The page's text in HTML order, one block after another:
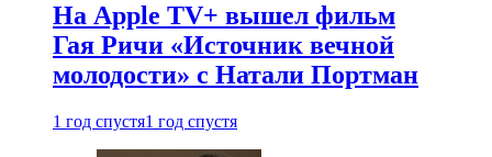
На Apple TV+ вышел фильм
Гая Ричи «Источник вечной
молодости» с Натали Портман
1 год спустя1 год спустя